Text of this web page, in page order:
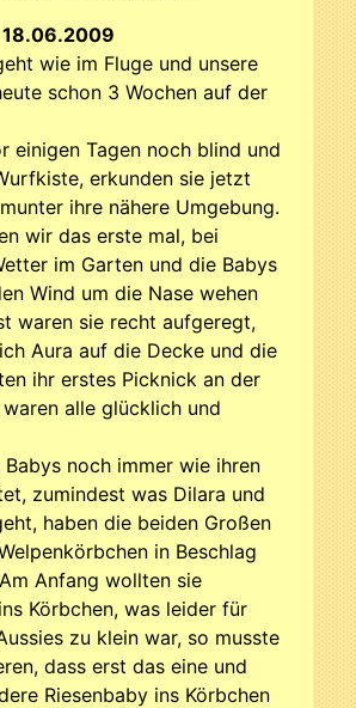
wie im Fluge und unsere
schon 3 Wochen auf der
einigen Tagen noch blind und
erkunden sie jetzt
ihre nähere Umgebung.
wir das erste mal, bei
im Garten und die Babys
Wind um die Nase wehen
waren sie recht aufgeregt,
Aura auf die Decke und die
ihr erstes Picknick an der
alle glücklich und
Babys noch immer wie ihren
zumindest was Dilara und
haben die beiden Großen
in Beschlag
Anfang wollten sie
Körbchen, was leider für
zu klein war, so musste
dass erst das eine und
Riesenbaby ins Körbchen